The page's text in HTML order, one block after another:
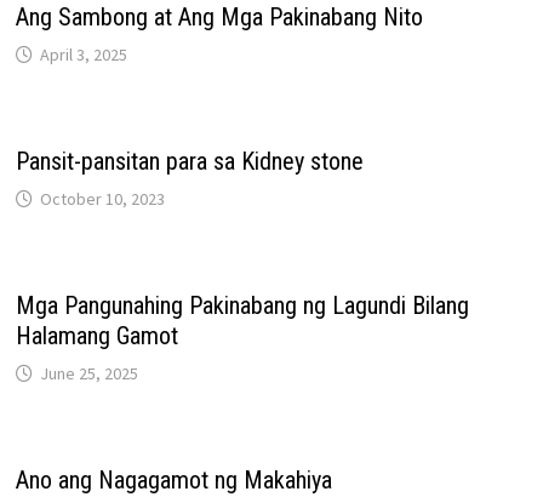
Ang Sambong at Ang Mga Pakinabang Nito
April 3, 2025
Pansit-pansitan para sa Kidney stone
October 10, 2023
Mga Pangunahing Pakinabang ng Lagundi Bilang
Halamang Gamot
June 25, 2025
Ano ang Nagagamot ng Makahiya